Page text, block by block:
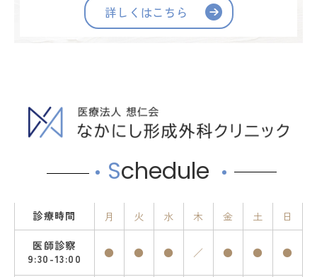
詳しくはこちら
Schedule
診療時間 月 火 水 木 金 土 日
医師診察
9:30-13:00
● ● ● ／ ● ● ●